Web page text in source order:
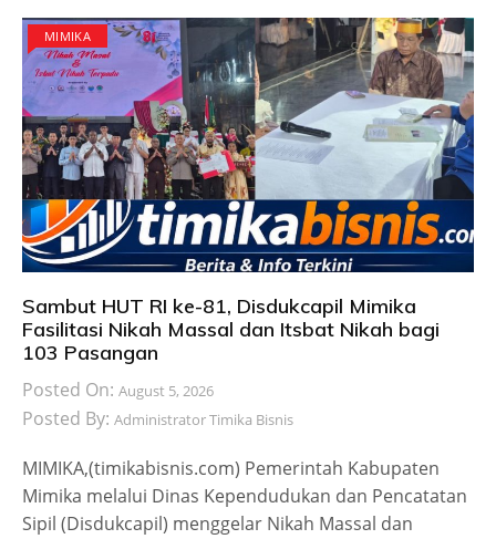
MIMIKA
Sambut HUT RI ke-81, Disdukcapil Mimika
Fasilitasi Nikah Massal dan Itsbat Nikah bagi
103 Pasangan
Posted On: August 5, 2026
Posted By: Administrator Timika Bisnis
MIMIKA,(timikabisnis.com) Pemerintah Kabupaten
Mimika melalui Dinas Kependudukan dan Pencatatan
Sipil (Disdukcapil) menggelar Nikah Massal dan